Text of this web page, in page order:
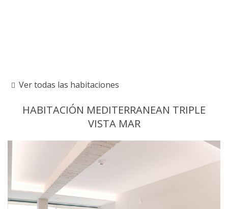
Ver todas las habitaciones
HABITACIÓN MEDITERRANEAN TRIPLE
VISTA MAR